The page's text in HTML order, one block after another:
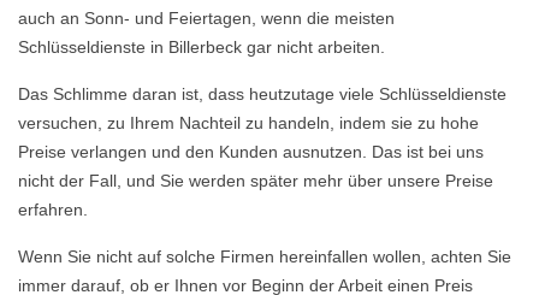
auch an Sonn- und Feiertagen, wenn die meisten
Schlüsseldienste in Billerbeck gar nicht arbeiten.
Das Schlimme daran ist, dass heutzutage viele Schlüsseldienste
versuchen, zu Ihrem Nachteil zu handeln, indem sie zu hohe
Preise verlangen und den Kunden ausnutzen. Das ist bei uns
nicht der Fall, und Sie werden später mehr über unsere Preise
erfahren.
Wenn Sie nicht auf solche Firmen hereinfallen wollen, achten Sie
immer darauf, ob er Ihnen vor Beginn der Arbeit einen Preis